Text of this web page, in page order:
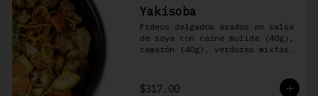
Yakisoba
Fideos delgados asados en salsa
de soya con carne molida (40g),
camarón (40g), verduras mixtas
$317.00